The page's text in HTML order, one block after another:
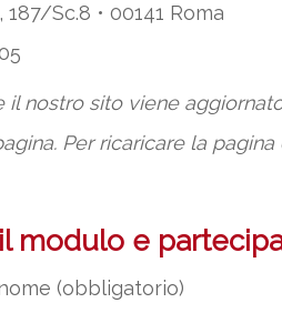
Sc.8 • 00141 Roma
il nostro sito viene
Per ricaricare la
modulo e
(obbligatorio)